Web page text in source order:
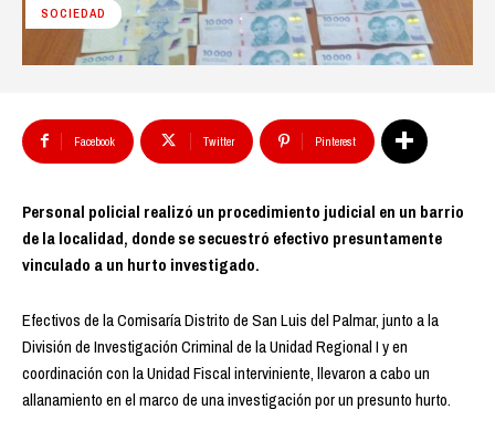
SOCIEDAD
Facebook Twitter Pinterest
Personal policial realizó un procedimiento judicial en un barrio
de la localidad, donde se secuestró efectivo presuntamente
vinculado a un hurto investigado.
Efectivos de la Comisaría Distrito de San Luis del Palmar, junto a la
División de Investigación Criminal de la Unidad Regional I y en
coordinación con la Unidad Fiscal interviniente, llevaron a cabo un
allanamiento en el marco de una investigación por un presunto hurto.